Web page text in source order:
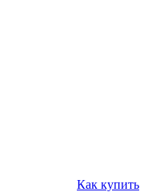
Как купить